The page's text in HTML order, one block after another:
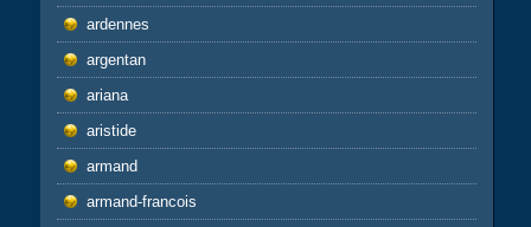
ardennes
argentan
ariana
aristide
armand
armand-francois